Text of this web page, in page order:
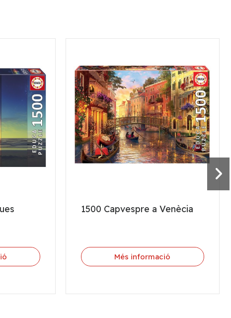
1500 Capvespre a Venècia
Més informació